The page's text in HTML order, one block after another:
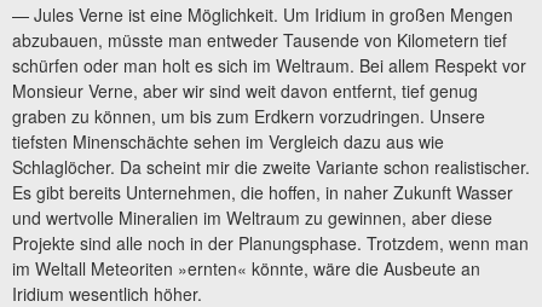
— Jules Verne ist eine Möglichkeit. Um Iridium in großen Mengen
abzubauen, müsste man entweder Tausende von Kilometern tief
schürfen oder man holt es sich im Weltraum. Bei allem Respekt vor
Monsieur Verne, aber wir sind weit davon entfernt, tief genug
graben zu können, um bis zum Erdkern vorzudringen. Unsere
tiefsten Minenschächte sehen im Vergleich dazu aus wie
Schlaglöcher. Da scheint mir die zweite Variante schon realistischer.
Es gibt bereits Unternehmen, die hoffen, in naher Zukunft Wasser
und wertvolle Mineralien im Weltraum zu gewinnen, aber diese
Projekte sind alle noch in der Planungsphase. Trotzdem, wenn man
im Weltall Meteoriten »ernten« könnte, wäre die Ausbeute an
Iridium wesentlich höher.